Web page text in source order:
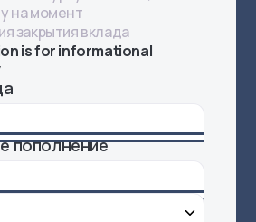
на момент
закрытия вклада
is for informational
пополнение